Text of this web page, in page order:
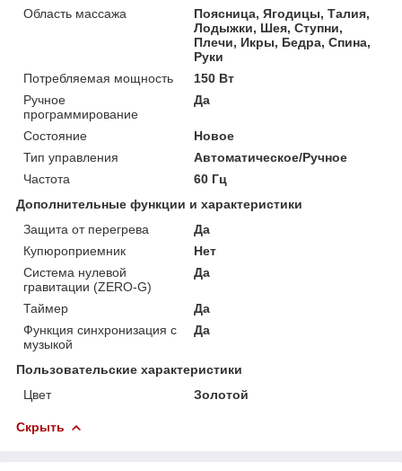
Область массажа
Поясница, Ягодицы, Талия,
Лодыжки, Шея, Ступни,
Плечи, Икры, Бедра, Спина,
Руки
Потребляемая мощность
150 Вт
Ручное
программирование
Да
Состояние
Новое
Тип управления
Автоматическое/Ручное
Частота
60 Гц
Дополнительные функции и характеристики
Защита от перегрева
Да
Купюроприемник
Нет
Система нулевой
гравитации (ZERO-G)
Да
Таймер
Да
Функция синхронизация с
музыкой
Да
Пользовательские характеристики
Цвет
Золотой
Скрыть